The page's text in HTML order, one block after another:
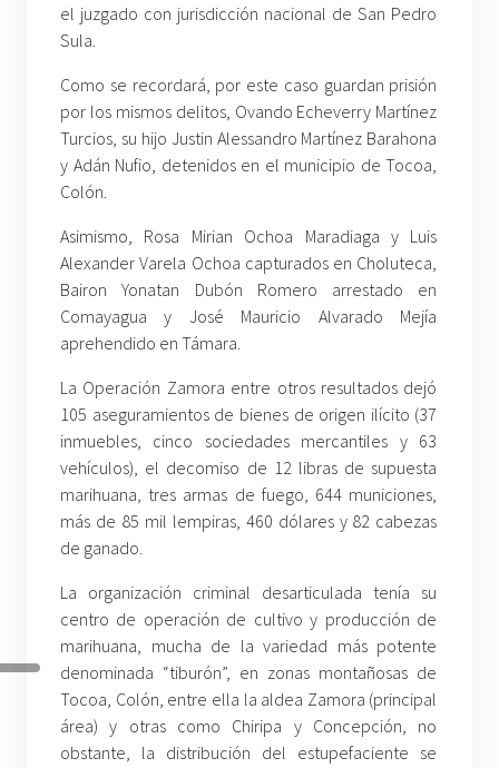
el juzgado con jurisdicción nacional de San Pedro
Sula.
Como se recordará, por este caso guardan prisión
por los mismos delitos, Ovando Echeverry Martínez
Turcios, su hijo Justin Alessandro Martínez Barahona
y Adán Nufio, detenidos en el municipio de Tocoa,
Colón.
Asimismo, Rosa Mirian Ochoa Maradiaga y Luis
Alexander Varela Ochoa capturados en Choluteca,
Bairon Yonatan Dubón Romero arrestado en
Comayagua y José Mauricio Alvarado Mejía
aprehendido en Támara.
La Operación Zamora entre otros resultados dejó
105 aseguramientos de bienes de origen ilícito (37
inmuebles, cinco sociedades mercantiles y 63
vehículos), el decomiso de 12 libras de supuesta
marihuana, tres armas de fuego, 644 municiones,
más de 85 mil lempiras, 460 dólares y 82 cabezas
de ganado.
La organización criminal desarticulada tenía su
centro de operación de cultivo y producción de
marihuana, mucha de la variedad más potente
denominada “tiburón”, en zonas montañosas de
Tocoa, Colón, entre ella la aldea Zamora (principal
área) y otras como Chiripa y Concepción, no
obstante, la distribución del estupefaciente se